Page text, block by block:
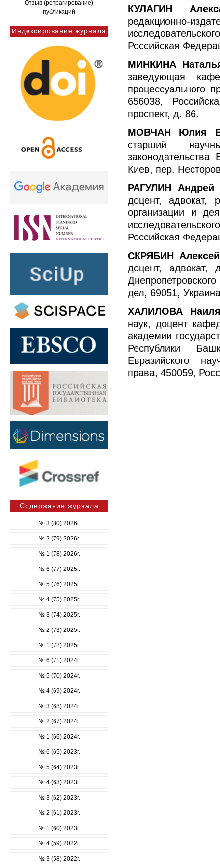
Отзыв (ретрагирование)
публикаций
Индексирование журнала
Содержание журнала
№ 3 (80) 2026г.
№ 2 (79) 2026г.
№ 1 (78) 2026г.
№ 6 (77) 2025г.
№ 5 (76) 2025г.
№ 4 (75) 2025г.
№ 3 (74) 2025г.
№ 2 (73) 2025г.
№ 1 (72) 2025г.
№ 6 (71) 2024г.
№ 5 (70) 2024г.
№ 4 (69) 2024г.
№ 3 (68) 2024г.
№ 2 (67) 2024г.
№ 1 (66) 2024г.
№ 6 (65) 2023г.
№ 5 (64) 2023г.
№ 4 (63) 2023г.
№ 3 (62) 2023г.
№ 2 (61) 2023г.
№ 1 (60) 2023г.
№ 4 (59) 2022г.
№ 3 (58) 2022г.
КУЛАГИН
редакционно-
Российская
МИНКИНА
заведующая
процессуального
656038,
проспект, д. 86.
МОВЧАН Юлия
старший
Киев, пер.
РАГУЛИН Андрей
доцент, адвокат,
организации и
Российская
СКРЯБИН
доцент, адвокат,
дел, 69051,
ХАЛИЛОВА
наук, доцент
академии
Республики
Евразийского
права, 450059,